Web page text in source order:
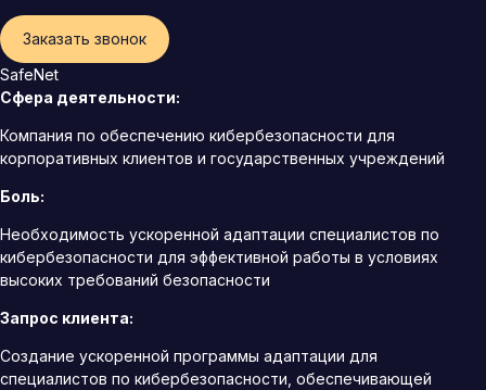
Заказать звонок
SafeNet
Сфера деятельности:
Компания по обеспечению кибербезопасности для
корпоративных клиентов и государственных учреждений
Боль:
Необходимость ускоренной адаптации специалистов по
кибербезопасности для эффективной работы в условиях
высоких требований безопасности
Запрос клиента:
Создание ускоренной программы адаптации для
специалистов по кибербезопасности, обеспечивающей